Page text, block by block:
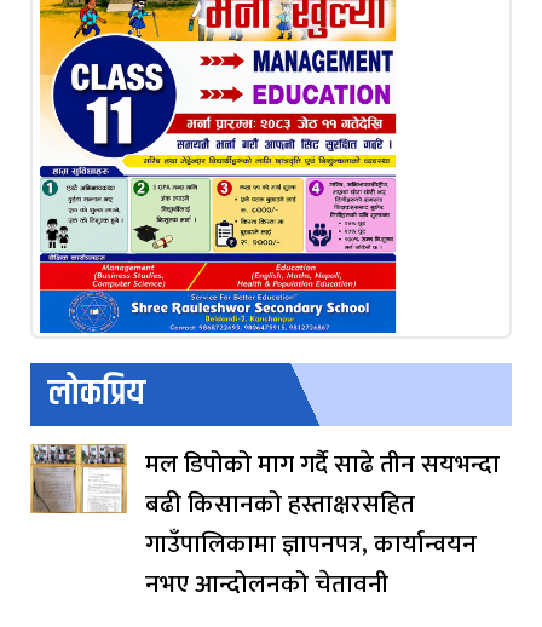
लोकप्रिय
मल डिपोको माग गर्दै साढे तीन सयभन्दा
बढी किसानको हस्ताक्षरसहित
गाउँपालिकामा ज्ञापनपत्र, कार्यान्वयन
नभए आन्दोलनको चेतावनी